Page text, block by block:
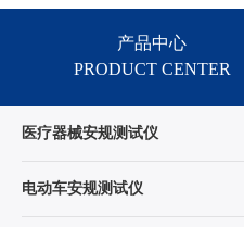
产品中心
PRODUCT CENTER
医疗器械安规测试仪
电动车安规测试仪